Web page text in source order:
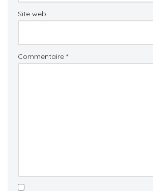
Site web
Commentaire *